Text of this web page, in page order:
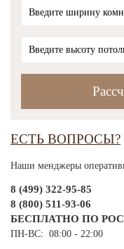
ЕСТЬ ВОПРОСЫ?
Наши менджеры
8 (499) 322-95-85
8 (800) 511-93-06
БЕСПЛАТНО ПО
ПН-ВС: 08:00 - 22:00